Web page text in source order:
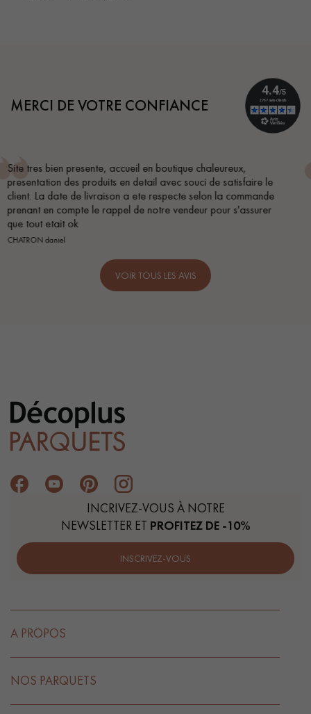
MERCI DE VOTRE CONFIANCE
le
Conseil parfait, échanges fluides. Je recommande
BEILE FRANCK
VOIR TOUS LES AVIS
INCRIVEZ-VOUS À NOTRE
NEWSLETTER ET PROFITEZ DE -10%
INSCRIVEZ-VOUS
A PROPOS
NOS PARQUETS